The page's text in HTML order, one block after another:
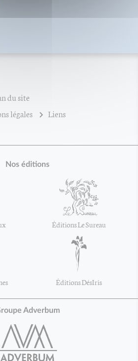
du site
légales
Liens
Nos éditions
Éditions Le Sureau
Éditions DésIris
Adverbum